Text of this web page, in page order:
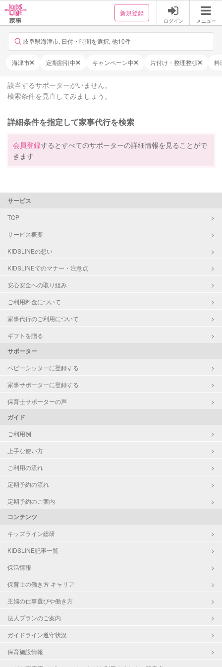
新規登録
ログイン メニュー
岐阜県海津市, 日付・時間を選択, 他10件
海津市 定期割引中 キャンペーン中 片付け・整理整頓 料
該当するサポーターがいません。
検索条件を見直してみましょう。
詳細条件を指定して家事代行を検索
会員登録するとすべてのサポーターの詳細情報を見ることがで
きます
サービス
TOP
サービス概要
KIDSLINEの想い
KIDSLINEでのマナー・注意点
安心安全への取り組み
ご利用料金について
家事代行のご利用について
ギフトを贈る
サポーター
ベビーシッターに登録する
家事サポーターに登録する
保育士サポーターの声
ガイド
ご利用例
上手な使い方
ご利用の流れ
定期予約の流れ
定期予約のご案内
コンテンツ
キッズライン総研
KIDSLINE記事一覧
保活情報
保育士の働き方 キャリア
主婦の仕事選びや働き方
法人プランのご案内
ガイドライン遵守状況
保育施設情報